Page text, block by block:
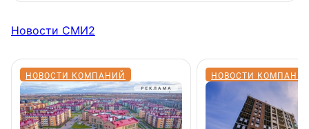
Новости СМИ2
НОВОСТИ КОМПАНИЙ НОВОСТИ